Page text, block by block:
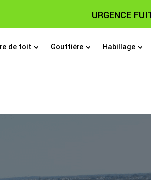
URGENCE
de toit Gouttière Habillage